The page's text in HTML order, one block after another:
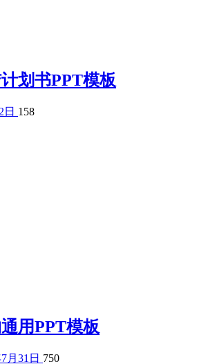
划书PPT模板
日 158
用PPT模板
月31日 750